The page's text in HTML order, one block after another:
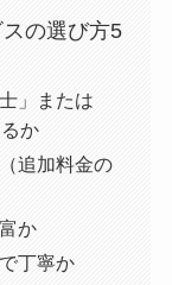
の選び方5
」または
か
追加料金の
か
丁寧か